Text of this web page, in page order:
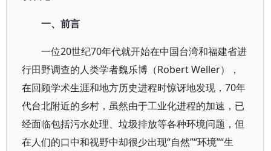
一、前言
一位20世纪70年代就开始在中国台湾和福建省进
行田野调查的人类学者魏乐博（Robert Weller），
在回顾学术生涯和地方历史进程时惊讶地发现，70年
代台北附近的乡村，虽然由于工业化进程的加速，已
经面临包括污水处理、垃圾排放等各种环境问题，但
在人们的口中和视野中却很少出现“自然”“环境”“生